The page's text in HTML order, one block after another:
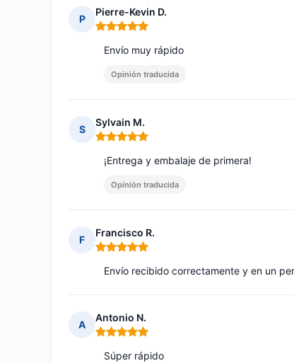
P
Pierre-Kevin D.
Nota: 5 de 5
Envío muy rápido
Opinión traducida
S
Sylvain M.
Nota: 5 de 5
¡Entrega y embalaje de primera!
Opinión traducida
F
Francisco R.
Nota: 5 de 5
Envío recibido correctamente y en un
A
Antonio N.
Nota: 5 de 5
Súper rápido